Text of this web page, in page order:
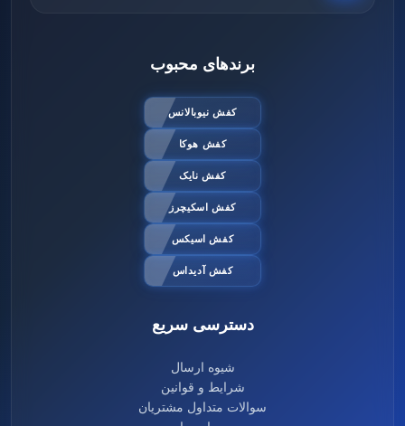
برندهای محبوب
کفش نیوبالانس
کفش هوکا
کفش نایک
کفش اسکیچرز
کفش اسیکس
کفش آدیداس
دسترسی سریع
شیوه ارسال
شرایط و قوانین
سوالات متداول مشتریان